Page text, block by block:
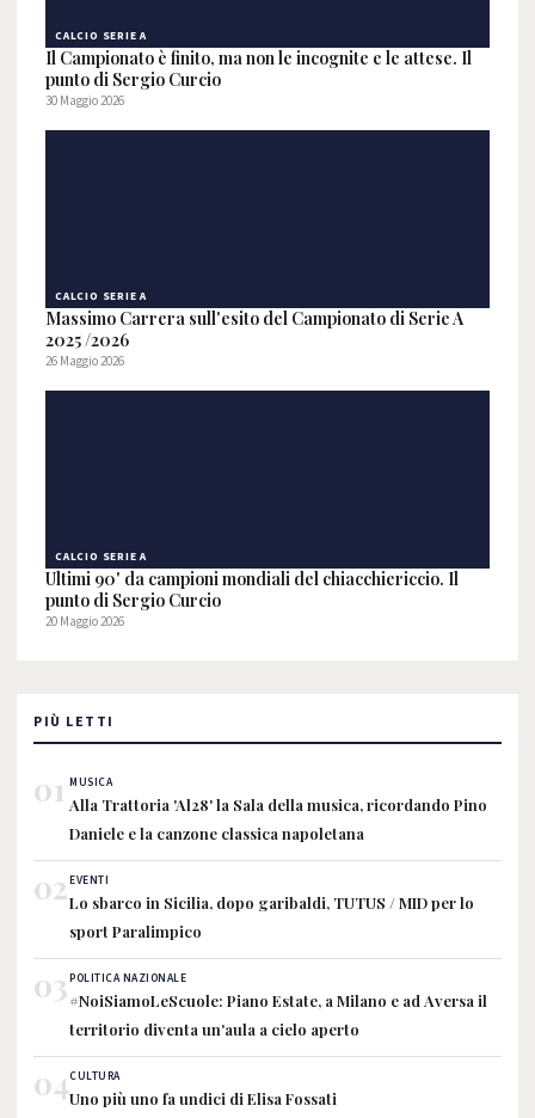
CALCIO SERIE A
Il Campionato è finito, ma non le incognite e le attese. Il
punto di Sergio Curcio
30 Maggio 2026
CALCIO SERIE A
Massimo Carrera sull'esito del Campionato di Serie A
2025 /2026
26 Maggio 2026
CALCIO SERIE A
Ultimi 90' da campioni mondiali del chiacchiericcio. Il
punto di Sergio Curcio
20 Maggio 2026
PIÙ LETTI
01 MUSICA
Alla Trattoria 'Al28' la Sala della musica, ricordando Pino
Daniele e la canzone classica napoletana
02EVENTI
Lo sbarco in Sicilia, dopo garibaldi, TUTUS / MID per lo
sport Paralimpico
03POLITICA NAZIONALE
#NoiSiamoLeScuole: Piano Estate, a Milano e ad Aversa il
territorio diventa un'aula a cielo aperto
04CULTURA
Uno più uno fa undici di Elisa Fossati